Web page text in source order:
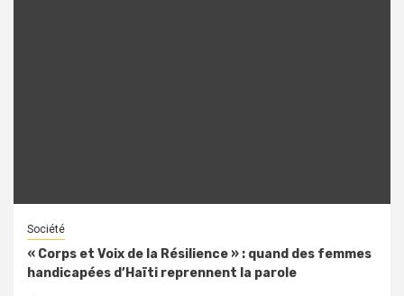
Société
« Corps et Voix de la Résilience » : quand des femmes
handicapées d’Haïti reprennent la parole